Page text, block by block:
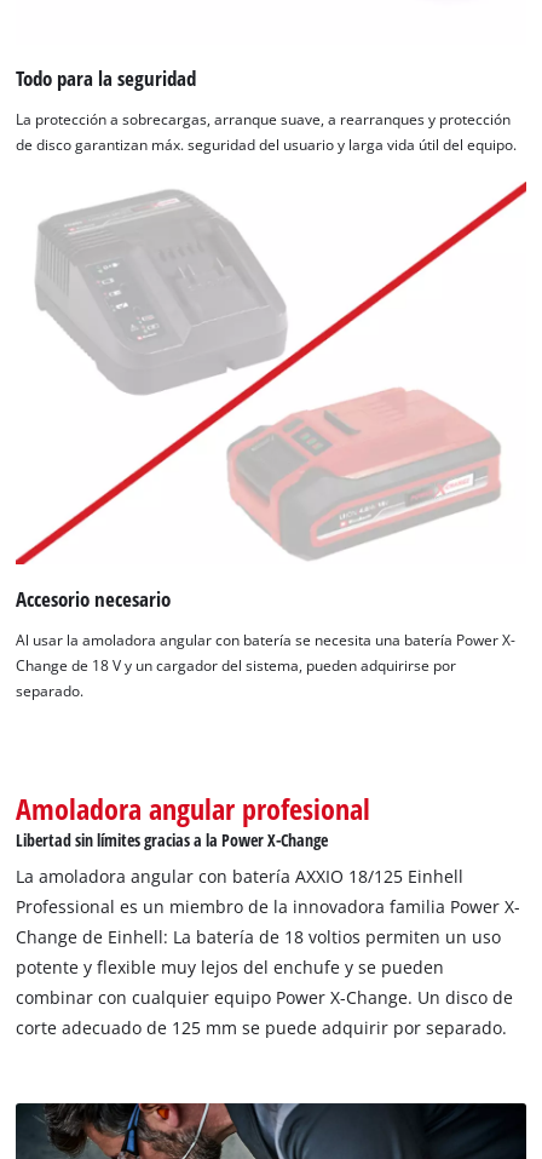
Todo para la seguridad
La protección a sobrecargas, arranque suave, a rearranques y protección
de disco garantizan máx. seguridad del usuario y larga vida útil del equipo.
Accesorio necesario
Al usar la amoladora angular con batería se necesita una batería Power X-
Change de 18 V y un cargador del sistema, pueden adquirirse por
separado.
Amoladora angular profesional
Libertad sin límites gracias a la Power X-Change
La amoladora angular con batería AXXIO 18/125 Einhell
Professional es un miembro de la innovadora familia Power X-
Change de Einhell: La batería de 18 voltios permiten un uso
potente y flexible muy lejos del enchufe y se pueden
combinar con cualquier equipo Power X-Change. Un disco de
corte adecuado de 125 mm se puede adquirir por separado.